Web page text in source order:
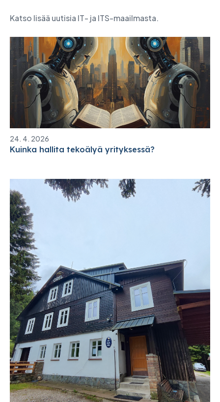
Katso lisää uutisia IT- ja ITS-maailmasta.
24. 4. 2026
Kuinka hallita tekoälyä yrityksessä?